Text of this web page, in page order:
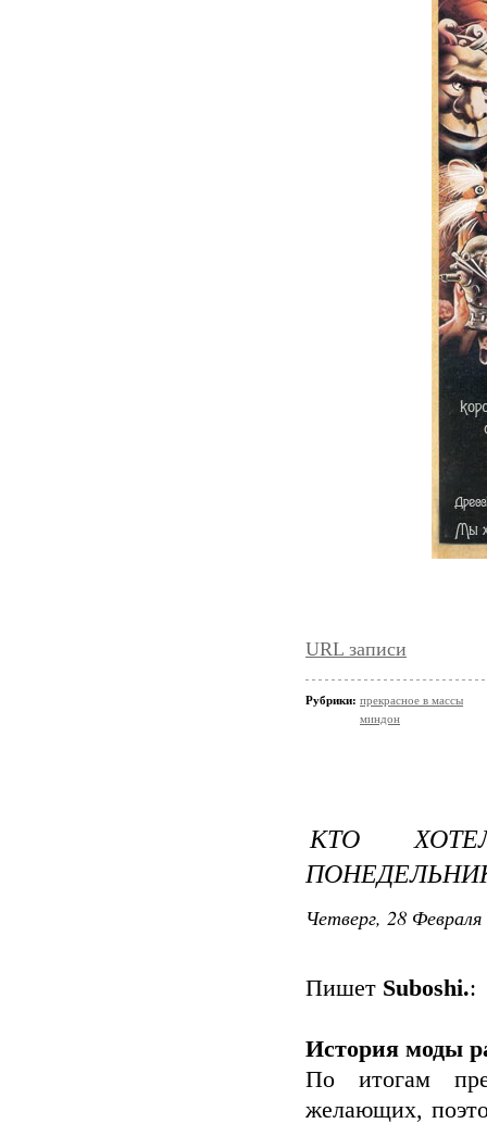
URL записи
Рубрики: прекрасное в массы
миндон
КТО
Четверг, 28
Пишет Suboshi.:
История моды
По итогам
желающих,